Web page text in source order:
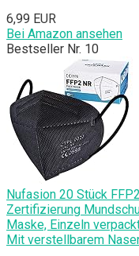
6,99 EUR
Bei Amazon ansehen
Bestseller Nr. 10
Nufasion 20 Stück
Zertifizierung
Maske, Einzeln
Mit verstellbarem